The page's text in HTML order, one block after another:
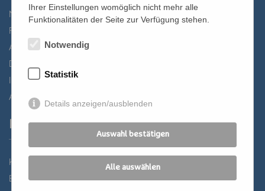
Newsletter
Förderverein
Anreise
Datenschutz
Impressum
AGB
Partner
Katholisches Bildungswerk Wien
Bildung Regional
Ihrer Einstellungen womöglich nicht mehr alle
Funktionalitäten der Seite zur Verfügung stehen.
Notwendig
Statistik
Details anzeigen/ausblenden
Auswahl bestätigen
Alle auswählen